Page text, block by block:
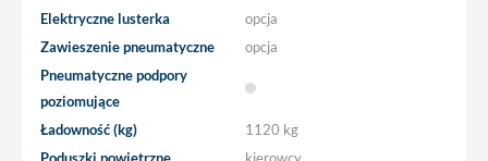
Elektryczne lusterka
opcja
Zawieszenie pneumatyczne
opcja
Pneumatyczne podpory
poziomujące
Ładowność (kg)
1120 kg
Poduszki powietrzne
kierowcy